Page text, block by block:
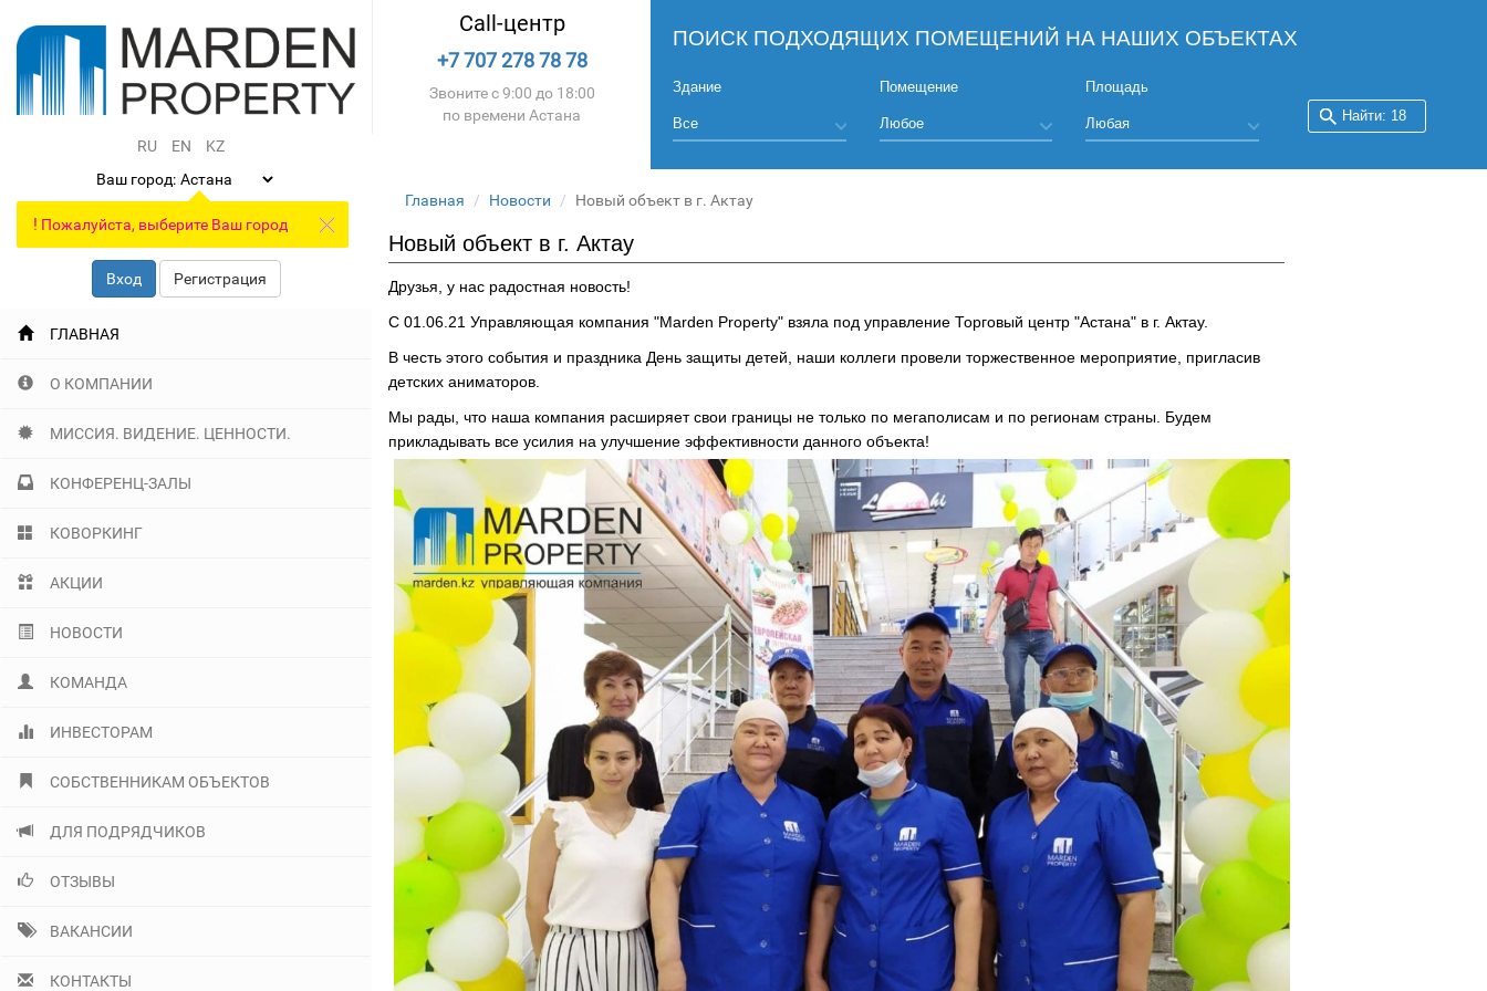
RU EN
KZ
Ваш город:
! Пожалуйста, выберите Ваш город
Вход Регистрация
ГЛАВНАЯ
О КОМПАНИИ
МИССИЯ. ВИДЕНИЕ. ЦЕННОСТИ.
КОНФЕРЕНЦ-ЗАЛЫ
КОВОРКИНГ
АКЦИИ
НОВОСТИ
КОМАНДА
ИНВЕСТОРАМ
СОБСТВЕННИКАМ ОБЪЕКТОВ
ДЛЯ ПОДРЯДЧИКОВ
ОТЗЫВЫ
ВАКАНСИИ
КОНТАКТЫ
Call-центр
+7 707 278 78 78
Звоните с 9:00 до 18:00
по времени Астана
ПОИСК ПОДХОДЯЩИХ ПОМЕЩЕНИЙ НА НАШИХ ОБЪЕКТАХ
Здание Помещение Площадь
Главная Новости Новый объект в г. Актау
Новый объект в г. Актау
Друзья, у нас радостная новость!
С 01.06.21 Управляющая компания "Marden Property" взяла под управление Торговый центр "Астана" в г. Актау.
В честь этого события и праздника День защиты детей, наши коллеги провели торжественное мероприятие, пригласив
детских аниматоров.
Мы рады, что наша компания расширяет свои границы не только по мегаполисам и по регионам страны. Будем
прикладывать все усилия на улучшение эффективности данного объекта!